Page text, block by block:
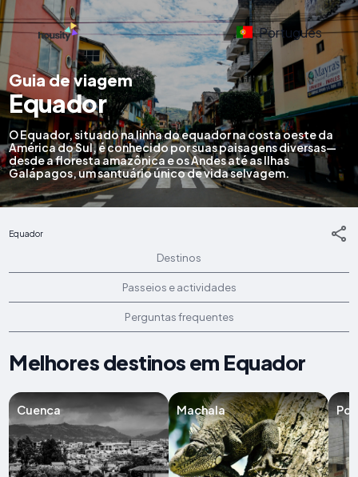
Português
Guia de viagem
Equador
O Equador, situado na linha do equador na costa oeste da
América do Sul, é conhecido por suas paisagens diversas—
desde a floresta amazônica e os Andes até as Ilhas
Galápagos, um santuário único de vida selvagem.
Equador
Destinos
Passeios e actividades
Perguntas frequentes
Melhores destinos em Equador
Cuenca Machala